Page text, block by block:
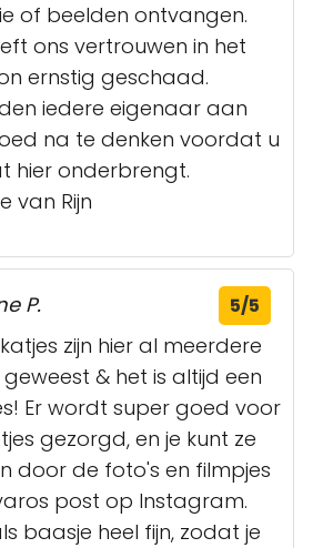
of beelden ontvangen.
ons vertrouwen in het
ernstig geschaad.
iedere eigenaar aan
na te denken voordat u
hier onderbrengt.
van Rijn
P. 5/5
zijn hier al meerdere
geweest & het is altijd een
Er wordt super goed voor
gezorgd, en je kunt ze
door de foto's en filmpjes
post op Instagram.
baasje heel fijn, zodat je